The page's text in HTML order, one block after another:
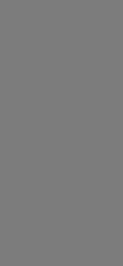
/ polystyreen /
polystyreen /